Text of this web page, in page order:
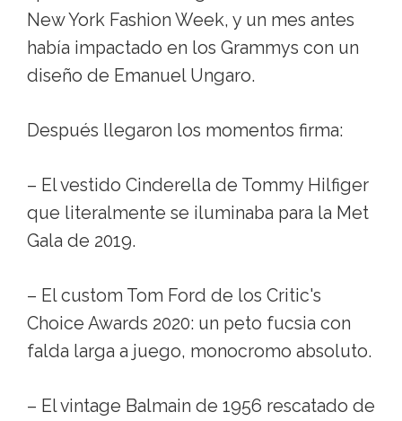
New York Fashion Week, y un mes antes
había impactado en los Grammys con un
diseño de Emanuel Ungaro.
Después llegaron los momentos firma:
– El vestido Cinderella de Tommy Hilfiger
que literalmente se iluminaba para la Met
Gala de 2019.
– El custom Tom Ford de los Critic's
Choice Awards 2020: un peto fucsia con
falda larga a juego, monocromo absoluto.
– El vintage Balmain de 1956 rescatado de